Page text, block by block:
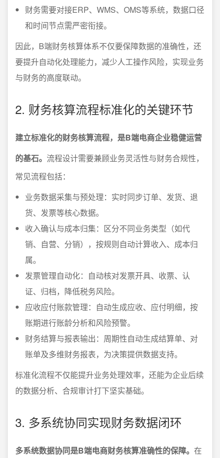
财务需要对接ERP、WMS、OMS等系统，数据口径
和时间节点需严密衔接。
因此，B端财务核算体系不仅要保障数据的准确性，还
要提升自动化处理能力，减少人工操作风险，实现业务
与财务的高度联动。
2. 财务核算流程标准化的关键环节
建立标准化的财务核算流程，是B端电商企业稳健运营
的基石。 流程设计需要兼顾业务灵活性与财务合规性，
常见流程包括：
业务数据采集与预处理：实时同步订单、发货、退
货、发票等核心数据。
收入确认与成本归集：区分不同业务类型（如代
销、自营、分销），按规则自动计算收入、成本归
属。
发票管理自动化：自动核对发票开具、收票、认
证、归档，降低税务风险。
应收应付账款管理：自动生成应收、应付明细，按
账期进行账龄分析和风险预警。
财务结算与报表输出：周期性自动生成结算单、对
账单及多维财务报表，为决策提供数据支持。
标准化流程不仅能提升业务处理效率，还能为企业后续
的数据分析、合规审计打下坚实基础。
3. 多系统协同实现财务数据闭环
多系统数据协同是B端电商财务核算准确性的保障。 在